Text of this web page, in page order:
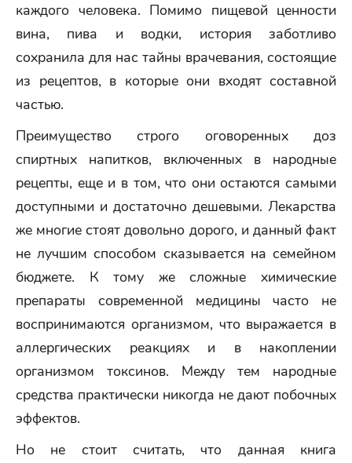
каждого человека. Помимо пищевой ценности
вина, пива и водки, история заботливо
сохранила для нас тайны врачевания, состоящие
из рецептов, в которые они входят составной
частью.
Преимущество строго оговоренных доз
спиртных напитков, включенных в народные
рецепты, еще и в том, что они остаются самыми
доступными и достаточно дешевыми. Лекарства
же многие стоят довольно дорого, и данный факт
не лучшим способом сказывается на семейном
бюджете. К тому же сложные химические
препараты современной медицины часто не
воспринимаются организмом, что выражается в
аллергических реакциях и в накоплении
организмом токсинов. Между тем народные
средства практически никогда не дают побочных
эффектов.
Но не стоит считать, что данная книга